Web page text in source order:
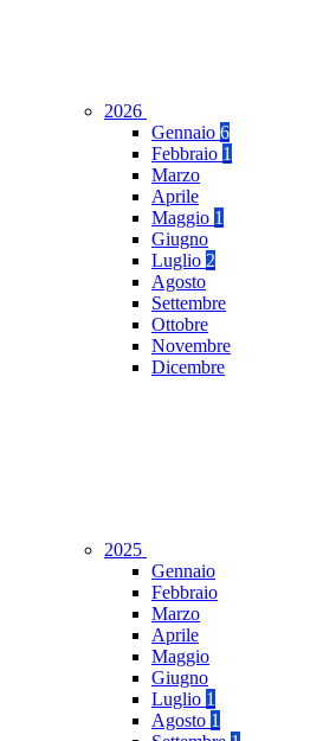
2026
Gennaio 6
Febbraio 1
Marzo
Aprile
Maggio 1
Giugno
Luglio 2
Agosto
Settembre
Ottobre
Novembre
Dicembre
2025
Gennaio
Febbraio
Marzo
Aprile
Maggio
Giugno
Luglio 1
Agosto 1